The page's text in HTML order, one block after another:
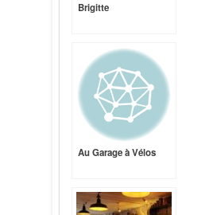
Brigitte
Au Garage à Vélos